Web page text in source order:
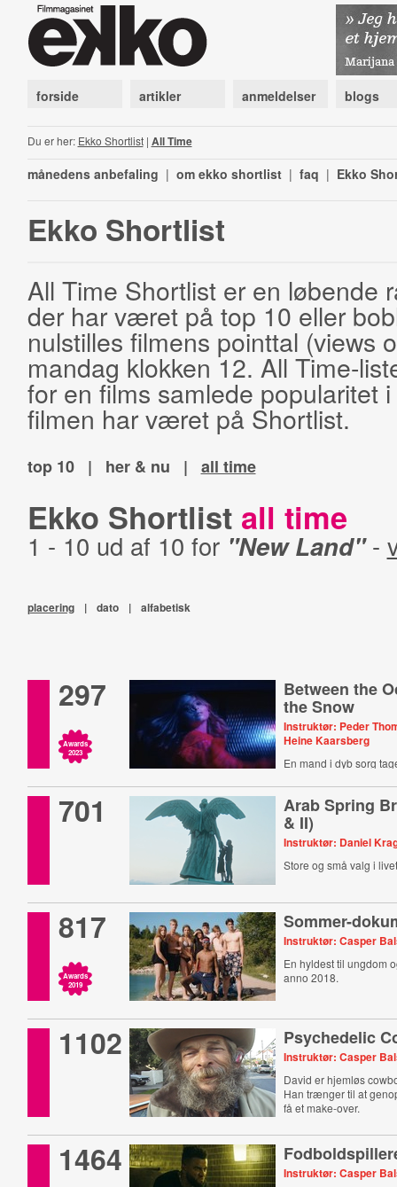
forside artikler anmeldelser blogs
Du er her: Ekko Shortlist| All Time
månedens anbefaling | om ekko shortlist | faq | Ekko
Ekko Shortlist
All Time Shortlist er en løbende
der har været på top 10 eller
nulstilles filmens pointtal (views
mandag klokken 12. All Time-
for en films samlede popularitet
filmen har været på Shortlist.
top 10 | her & nu | all time
Ekko Shortlist all time
1 - 10 ud af 10 for "New Land"-
placering | dato | alfabetisk
297
Awards
2023
Between the
the Snow
Instruktør: Peder
Heine Kaarsberg
En mand i dyb sorg
701 Arab Spring
& II)
Instruktør: Daniel
Store og små valg i
817
Awards
2019
Sommer-
Instruktør: Casper
En hyldest til ungdom
anno 2018.
1102 Psychedelic
Instruktør: Casper
David er hjemløs
Han trænger til at
få et make-over.
1464 Instruktør: Casper